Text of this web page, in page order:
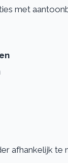
met
afhankelijk te